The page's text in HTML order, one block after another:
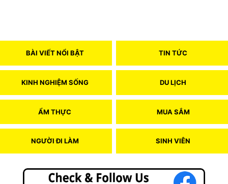
BÀI VIẾT NỔI BẬT TIN TỨC
KINH NGHIỆM SỐNG DU LỊCH
ẨM THỰC MUA SẮM
NGƯỜI ĐI LÀM SINH VIÊN